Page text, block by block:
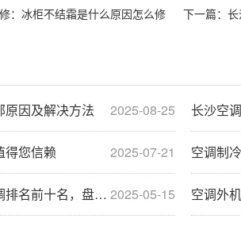
：冰柜不结霜是什么原因怎么修
2025-08-25
原因及解决方法 长沙空
2025-07-21
得您信赖 空调制
2025-05-15
十名，盘点空··· 空调外